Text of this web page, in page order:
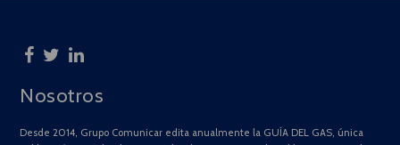
Nosotros
Desde 2014, Grupo Comunicar edita anualmente la GUÍA DEL GAS, única